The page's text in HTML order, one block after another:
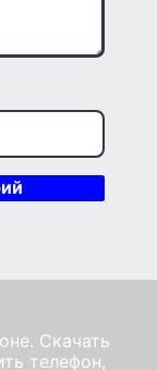
Скачать
телефон,